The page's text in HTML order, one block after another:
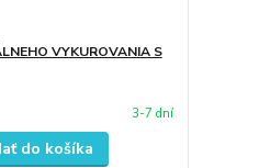
VYKUROVANIA S
3-7 dní
do košíka